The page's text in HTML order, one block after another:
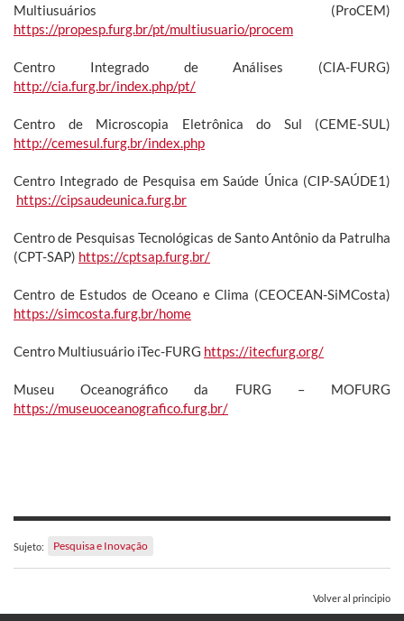
Multiusuários (ProCEM)
https://propesp.furg.br/pt/multiusuario/procem
Centro Integrado de Análises (CIA-FURG)
http://cia.furg.br/index.php/pt/
Centro de Microscopia Eletrônica do Sul (CEME-SUL)
http://cemesul.furg.br/index.php
Centro Integrado de Pesquisa em Saúde Única (CIP-SAÚDE1)
https://cipsaudeunica.furg.br
Centro de Pesquisas Tecnológicas de Santo Antônio da Patrulha
(CPT-SAP) https://cptsap.furg.br/
Centro de Estudos de Oceano e Clima (CEOCEAN-SiMCosta)
https://simcosta.furg.br/home
Centro Multiusuário iTec-FURG https://itecfurg.org/
Museu Oceanográfico da FURG – MOFURG
https://museuoceanografico.furg.br/
Sujeto: Pesquisa e Inovação
Volver al principio